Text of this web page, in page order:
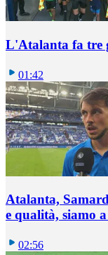
L'Atalanta fa tre
01:42
Atalanta,
e qualità, siamo
02:56